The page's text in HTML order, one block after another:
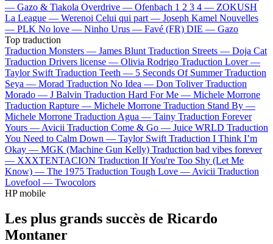
— Gazo & Tiakola Overdrive — Ofenbach 1 2 3 4 — ZOKUSH
La League — Werenoi Celui qui part — Joseph Kamel Nouvelles
— PLK No love — Ninho Urus — Favé (FR) DIE — Gazo
Top traduction
Traduction Monsters — James Blunt Traduction Streets — Doja Cat
Traduction Drivers license — Olivia Rodrigo Traduction Lover —
Taylor Swift Traduction Teeth — 5 Seconds Of Summer Traduction
Seya — Morad Traduction No Idea — Don Toliver Traduction
Morado — J Balvin Traduction Hard For Me — Michele Morrone
Traduction Rapture — Michele Morrone Traduction Stand By —
Michele Morrone Traduction Agua — Tainy Traduction Forever
Yours — Avicii Traduction Come & Go — Juice WRLD Traduction
You Need to Calm Down — Taylor Swift Traduction I Think I’m
Okay — MGK (Machine Gun Kelly) Traduction bad vibes forever
— XXXTENTACION Traduction If You're Too Shy (Let Me
Know) — The 1975 Traduction Tough Love — Avicii Traduction
Lovefool — Twocolors
HP mobile
Les plus grands succès de Ricardo
Montaner